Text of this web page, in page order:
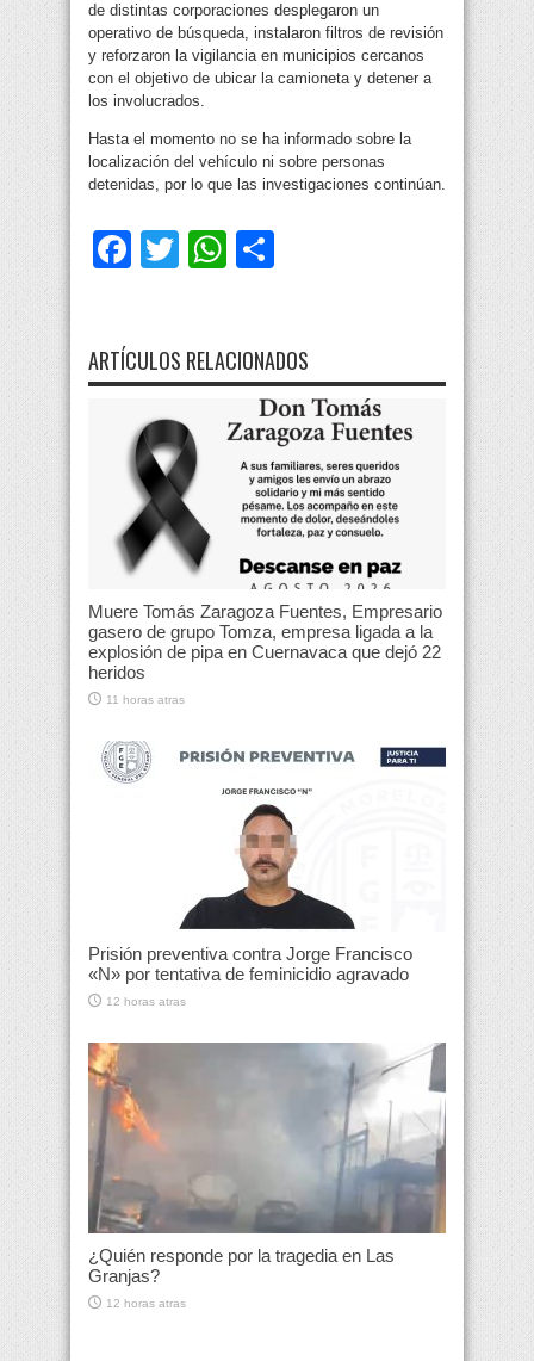
de distintas corporaciones desplegaron un
operativo de búsqueda, instalaron filtros de revisión
y reforzaron la vigilancia en municipios cercanos
con el objetivo de ubicar la camioneta y detener a
los involucrados.
Hasta el momento no se ha informado sobre la
localización del vehículo ni sobre personas
detenidas, por lo que las investigaciones continúan.
Facebook
TwitterWhatsApp
ARTÍCULOS RELACIONADOS
Muere Tomás Zaragoza Fuentes, Empresario
gasero de grupo Tomza, empresa ligada a la
explosión de pipa en Cuernavaca que dejó 22
heridos
11 horas atras
Prisión preventiva contra Jorge Francisco
«N» por tentativa de feminicidio agravado
12 horas atras
¿Quién responde por la tragedia en Las
Granjas?
12 horas atras